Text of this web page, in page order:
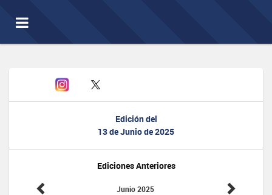
Toggle
navigation
Edición del
13 de Junio de 2025
Ediciones Anteriores
Junio 2025